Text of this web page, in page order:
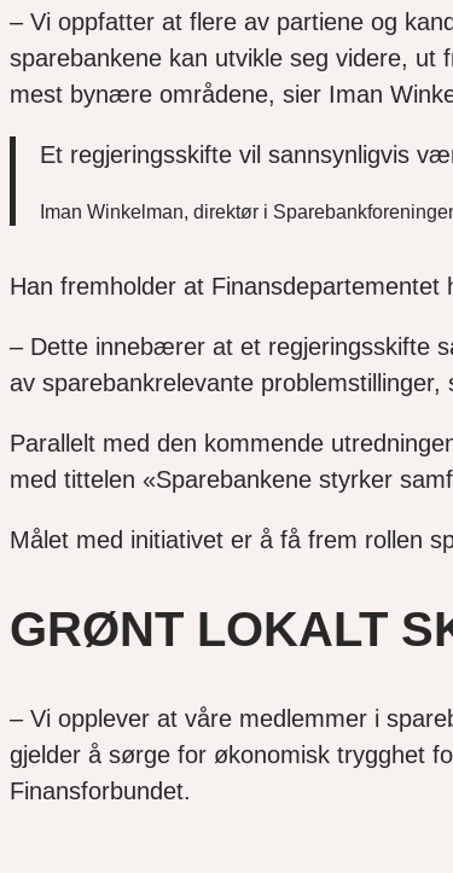
– Vi oppfatter at flere av partiene og
sparebankene kan utvikle seg videre,
mest bynære områdene, sier Iman
Et regjeringsskifte vil sannsynligvis
Iman Winkelman, direktør i
Han fremholder at
– Dette innebærer at et regjeringsskifte
av sparebankrelevante problemstillinger,
Parallelt med den kommende
med tittelen «Sparebankene styrker
Målet med initiativet er å få frem rollen
GRØNT LOKALT
– Vi opplever at våre medlemmer i
gjelder å sørge for økonomisk trygghet
Finansforbundet.